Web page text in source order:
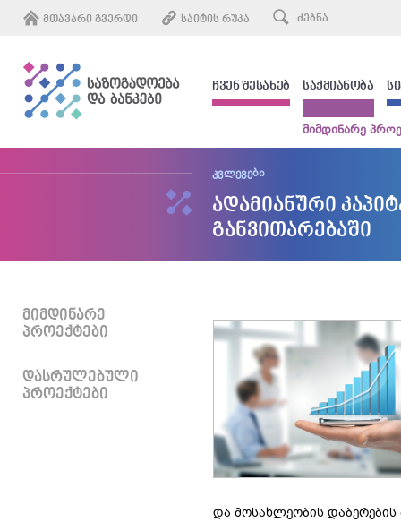
ᲛᲗᲐᲕᲐᲠᲘ ᲒᲕᲔᲠᲓᲘ ᲡᲐᲘᲢᲘᲡ ᲠᲣᲙᲐ
ᲩᲕᲔᲜ ᲨᲔᲡᲐᲮᲔᲑ ᲡᲐᲥᲛᲘᲐᲜᲝᲑᲐ
მიმდინარე
კვლევები
ადამიანური
განვითარებაში
ᲛᲘᲛᲓᲘᲜᲐᲠᲔ
ᲞᲠᲝᲔᲥᲢᲔᲑᲘ
ᲓᲐᲡᲠᲣᲚᲔᲑᲣᲚᲘ
ᲞᲠᲝᲔᲥᲢᲔᲑᲘ
და მოსახლეობის დაბერების